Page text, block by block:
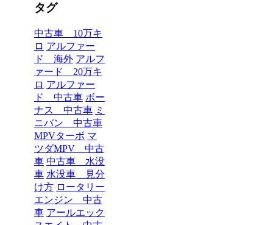
タグ
中古車 10万キ
ロ アルファー
ド 海外 アルフ
ァード 20万キ
ロ アルファー
ド 中古車 ボー
ナス 中古車 ミ
ニバン 中古車
MPVターボ マ
ツダMPV 中古
車 中古車 水没
車 水没車 見分
け方 ロータリー
エンジン 中古
車 アールエック